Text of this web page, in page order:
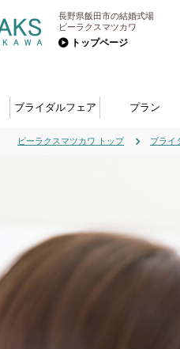
長野県飯田市の結婚式場
ビーラクスマツカワ
トップページ
ブライダルフェア プラン
ビーラクスマツカワ トップ ブライ